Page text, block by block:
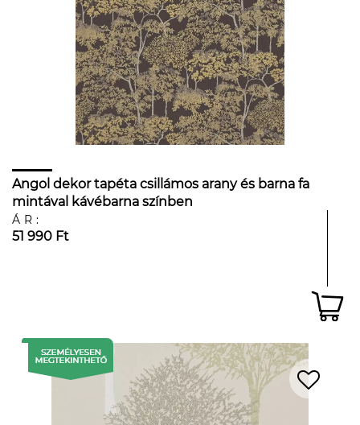
Angol dekor tapéta csillámos arany és barna fa
mintával kávébarna színben
ÁR:
51 990 Ft